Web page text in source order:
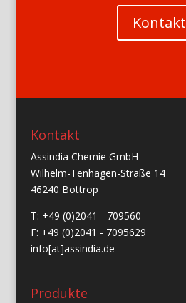
Kontakt
Kontakt
Assindia Chemie GmbH
Wilhelm-Tenhagen-Straße 14
46240 Bottrop
T: +49 (0)2041 - 709560
F: +49 (0)2041 - 7095629
info[at]assindia.de
Produkte